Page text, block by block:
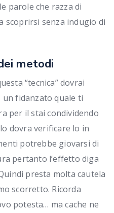
parole che razza di
scoprirsi senza indugio di
metodi
“tecnica” dovrai
fidanzato quale ti
per il stai condividendo
dovra verificare lo in
potrebbe giovarsi di
pertanto l’effetto diga
presta molta cautela
scorretto. Ricorda
potesta… ma cache ne